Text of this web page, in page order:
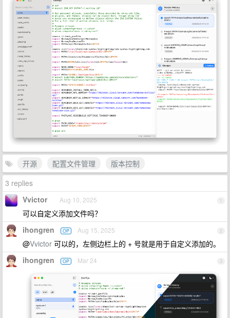
开源 配置文件管理
版本控制
3 replies
1
Vvictor Aug 10, 2025
可以自定义添加文件吗？
2
ihongren OP Aug 15, 2025
@Vvictor 可以的，左侧边栏上的 + 号就是用于自定义添加的。
3
ihongren OP Mar 24